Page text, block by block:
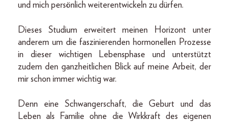
und mich persönlich weiterentwickeln zu dürfen.
Dieses Studium erweitert meinen Horizont unter
anderem um die faszinierenden hormonellen Prozesse
in dieser wichtigen Lebensphase und unterstützt
zudem den ganzheitlichen Blick auf meine Arbeit, der
mir schon immer wichtig war.
Denn eine Schwangerschaft, die Geburt und das
Leben als Familie ohne die Wirkkraft des eigenen